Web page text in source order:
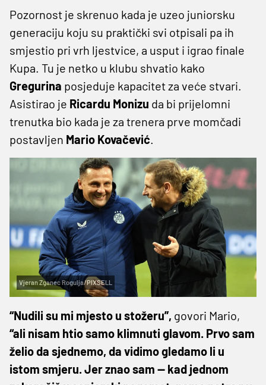
Pozornost je skrenuo kada je uzeo juniorsku
generaciju koju su praktički svi otpisali pa ih
smjestio pri vrh ljestvice, a usput i igrao finale
Kupa. Tu je netko u klubu shvatio kako
Gregurina posjeduje kapacitet za veće stvari.
Asistirao je Ricardu Monizu da bi prijelomni
trenutka bio kada je za trenera prve momčadi
postavljen Mario Kovačević.
Vjeran Zganec Rogulja/PIXSELL
“Nudili su mi mjesto u stožeru”, govori Mario,
“ali nisam htio samo klimnuti glavom. Prvo sam
želio da sjednemo, da vidimo gledamo li u
istom smjeru. Jer znao sam — kad jednom